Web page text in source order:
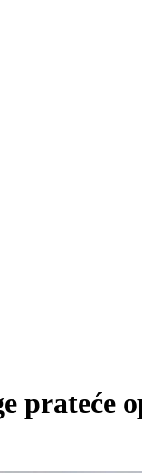
prateće